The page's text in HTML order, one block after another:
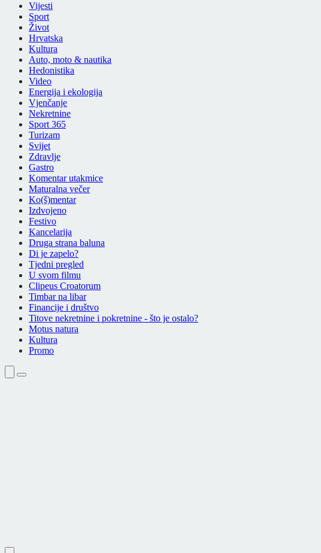
Vijesti
Sport
Život
Hrvatska
Kultura
Auto, moto & nautika
Hedonistika
Video
Energija i ekologija
Vjenčanje
Nekretnine
Sport 365
Turizam
Svijet
Zdravlje
Gastro
Komentar utakmice
Maturalna večer
Ko(š)mentar
Izdvojeno
Festivo
Kancelarija
Druga strana baluna
Di je zapelo?
Tjedni pregled
U svom filmu
Clipeus Croatorum
Timbar na libar
Financije i društvo
Titove nekretnine i pokretnine - što je ostalo?
Motus natura
Kultura
Promo